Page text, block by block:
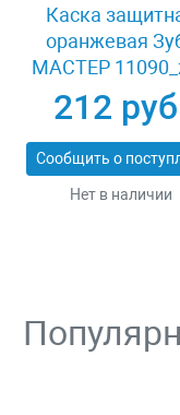
Каска
оранжевая
МАСТЕР
212
Нет в наличии